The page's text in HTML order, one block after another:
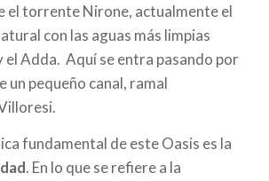
el torrente Nirone, actualmente el
con las aguas más limpias
el Adda. Aquí se entra pasando por
un pequeño canal, ramal
fundamental de este Oasis es la
. En lo que se refiere a la